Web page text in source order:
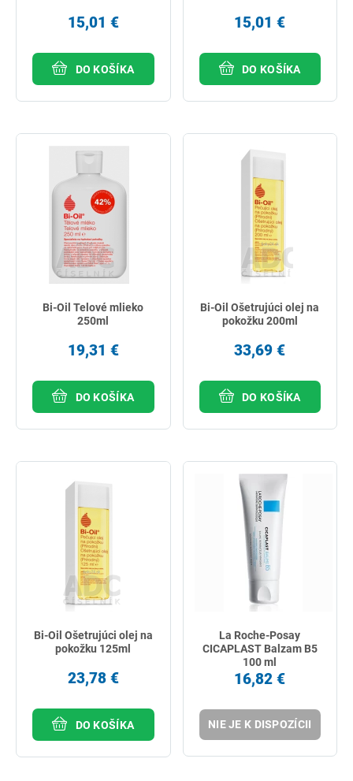
15,01 €
DO KOŠÍKA
15,01 €
DO KOŠÍKA
Bi-Oil Telové mlieko
250ml
19,31 €
DO KOŠÍKA
Bi-Oil Ošetrujúci olej na
pokožku 200ml
33,69 €
DO KOŠÍKA
Bi-Oil Ošetrujúci olej na
pokožku 125ml
23,78 €
DO KOŠÍKA
La Roche-Posay
CICAPLAST Balzam B5
100 ml
16,82 €
NIE JE K DISPOZÍCII